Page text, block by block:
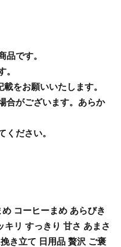
です。
をお願いいたします。
合がございます。あらか
ださい。
コーヒーまめ あらびき
キリ すっきり 甘さ あまさ
き立て 日用品 贅沢 ご褒